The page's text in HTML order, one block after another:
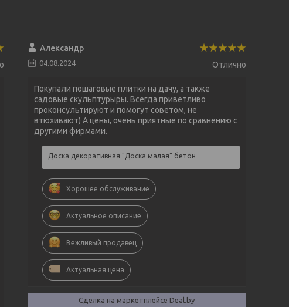
Александр
04.08.2024 Отлично
Покупали пошаговые плитки на дачу, а также
садовые скульптурыры. Всегда приветливо
проконсультируют и помогут советом, не
втюхивают) А цены, очень приятные по сравнению с
другими фирмами.
Доска декоративная "Доска малая" бетон
Хорошее обслуживание
Актуальное описание
Вежливый продавец
Актуальная цена
Сделка на маркетплейсе Deal.by